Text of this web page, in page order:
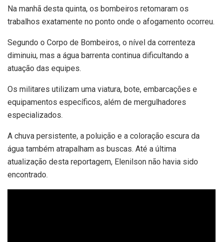
Na manhã desta quinta, os bombeiros retomaram os
trabalhos exatamente no ponto onde o afogamento ocorreu.
Segundo o Corpo de Bombeiros, o nível da correnteza
diminuiu, mas a água barrenta continua dificultando a
atuação das equipes.
Os militares utilizam uma viatura, bote, embarcações e
equipamentos específicos, além de mergulhadores
especializados.
A chuva persistente, a poluição e a coloração escura da
água também atrapalham as buscas. Até a última
atualização desta reportagem, Elenilson não havia sido
encontrado.